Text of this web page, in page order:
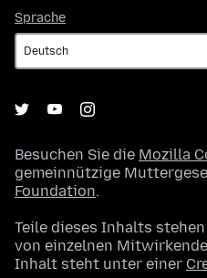
Sprache
Besuchen Sie die Mozilla
gemeinnützige
Foundation.
Teile dieses Inhalts
von einzelnen
Inhalt steht unter einer